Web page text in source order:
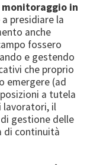
in
presidiare la
anche
fossero
e gestendo
che proprio
emergere (ad
a tutela
lavoratori, il
gestione delle
di continuità